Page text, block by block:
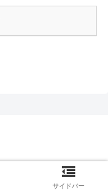
サイドバー